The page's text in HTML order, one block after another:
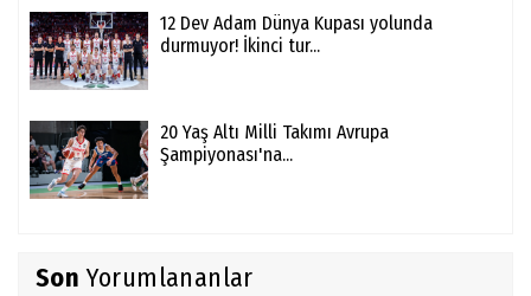
12 Dev Adam Dünya Kupası yolunda
durmuyor! İkinci tur...
20 Yaş Altı Milli Takımı Avrupa
Şampiyonası'na...
Son Yorumlananlar